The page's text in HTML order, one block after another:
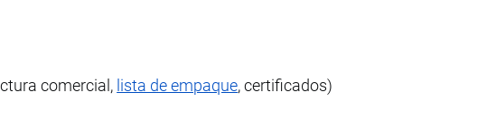
comercial, lista de empaque, certificados)